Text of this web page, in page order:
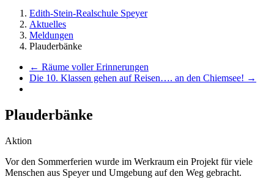
Edith-Stein-Realschule Speyer
Aktuelles
Meldungen
Plauderbänke
← Räume voller Erinnerungen
Die 10. Klassen gehen auf Reisen…. an den Chiemsee! →
Plauderbänke
Aktion
Vor den Sommerferien wurde im Werkraum ein Projekt für viele
Menschen aus Speyer und Umgebung auf den Weg gebracht.